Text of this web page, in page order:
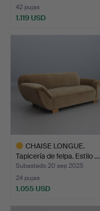
42 pujas
1.119 USD
CHAISE LONGUE.
Tapicería de felpa. Estilo …
Subastado 20 sep 2025
24 pujas
1.055 USD